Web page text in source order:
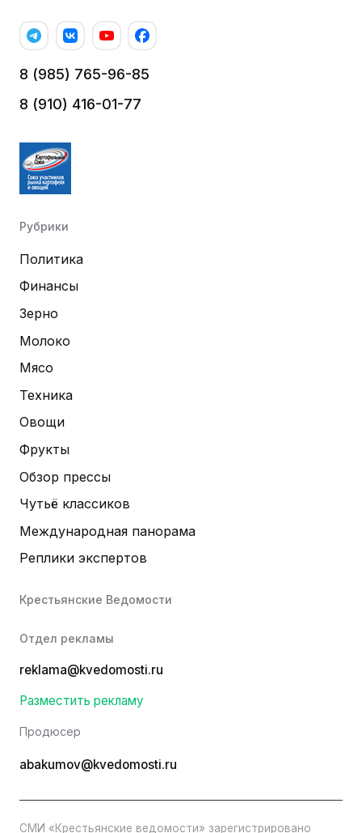
8 (985) 765-96-85
8 (910) 416-01-77
Рубрики
Политика
Финансы
Зерно
Молоко
Мясо
Техника
Овощи
Фрукты
Обзор прессы
Чутьё классиков
Международная панорама
Реплики экспертов
Крестьянские Ведомости
Отдел рекламы
reklama@kvedomosti.ru
Разместить рекламу
Продюсер
abakumov@kvedomosti.ru
СМИ «Крестьянские ведомости» зарегистрировано